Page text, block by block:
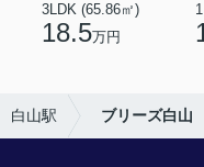
3LDK (65.86㎡)
18.5万円
白山駅 ブリーズ白山